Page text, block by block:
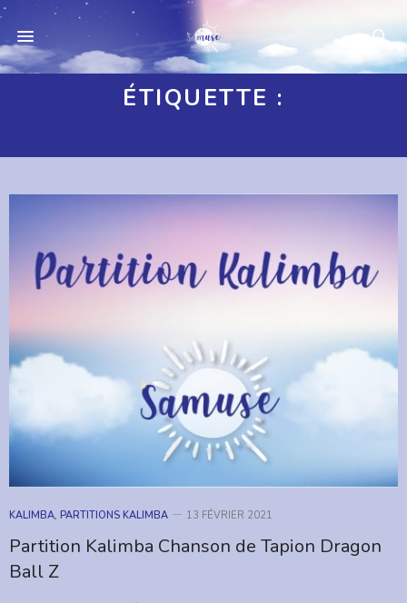
ÉTIQUETTE :
KALIMBA, PARTITIONS KALIMBA 13 FÉVRIER 2021
Partition Kalimba Chanson de Tapion Dragon
Ball Z